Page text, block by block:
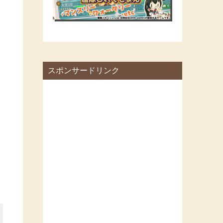
スポンサードリンク